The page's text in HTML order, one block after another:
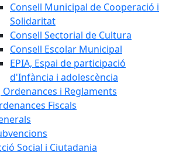
Consell Municipal de Cooperació i
Solidaritat
Consell Sectorial de Cultura
Consell Escolar Municipal
EPIA, Espai de participació
d'Infància i adolescència
Ordenances i Reglaments
Fiscals
Social i Ciutadania